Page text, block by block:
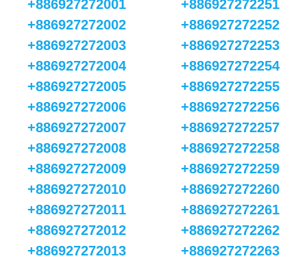
+886927272001
+886927272002
+886927272003
+886927272004
+886927272005
+886927272006
+886927272007
+886927272008
+886927272009
+886927272010
+886927272011
+886927272012
+886927272013
+886927272251
+886927272252
+886927272253
+886927272254
+886927272255
+886927272256
+886927272257
+886927272258
+886927272259
+886927272260
+886927272261
+886927272262
+886927272263